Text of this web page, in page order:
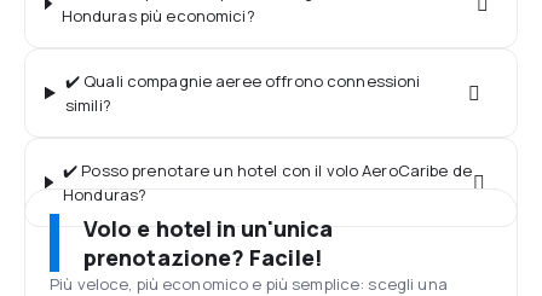
Honduras più economici?
✔️ Quali compagnie aeree offrono connessioni
simili?
✔️ Posso prenotare un hotel con il volo AeroCaribe de
Honduras?
Volo e hotel in un'unica
prenotazione? Facile!
Più veloce, più economico e più semplice: scegli una